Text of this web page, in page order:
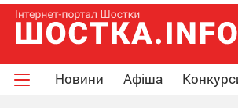
Новини Афіша